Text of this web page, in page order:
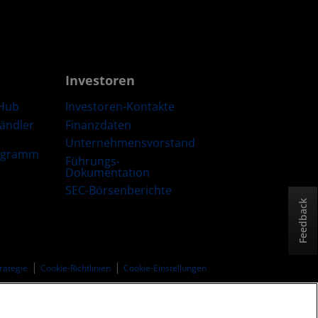
Investoren
Investoren-Kontakte
Finanzdaten
Unternehmensvorstand
Führungs-
Dokumentation
SEC-Börsenberichte
Cookie-Richtlinien Cookie-Einstellungen
Feedback